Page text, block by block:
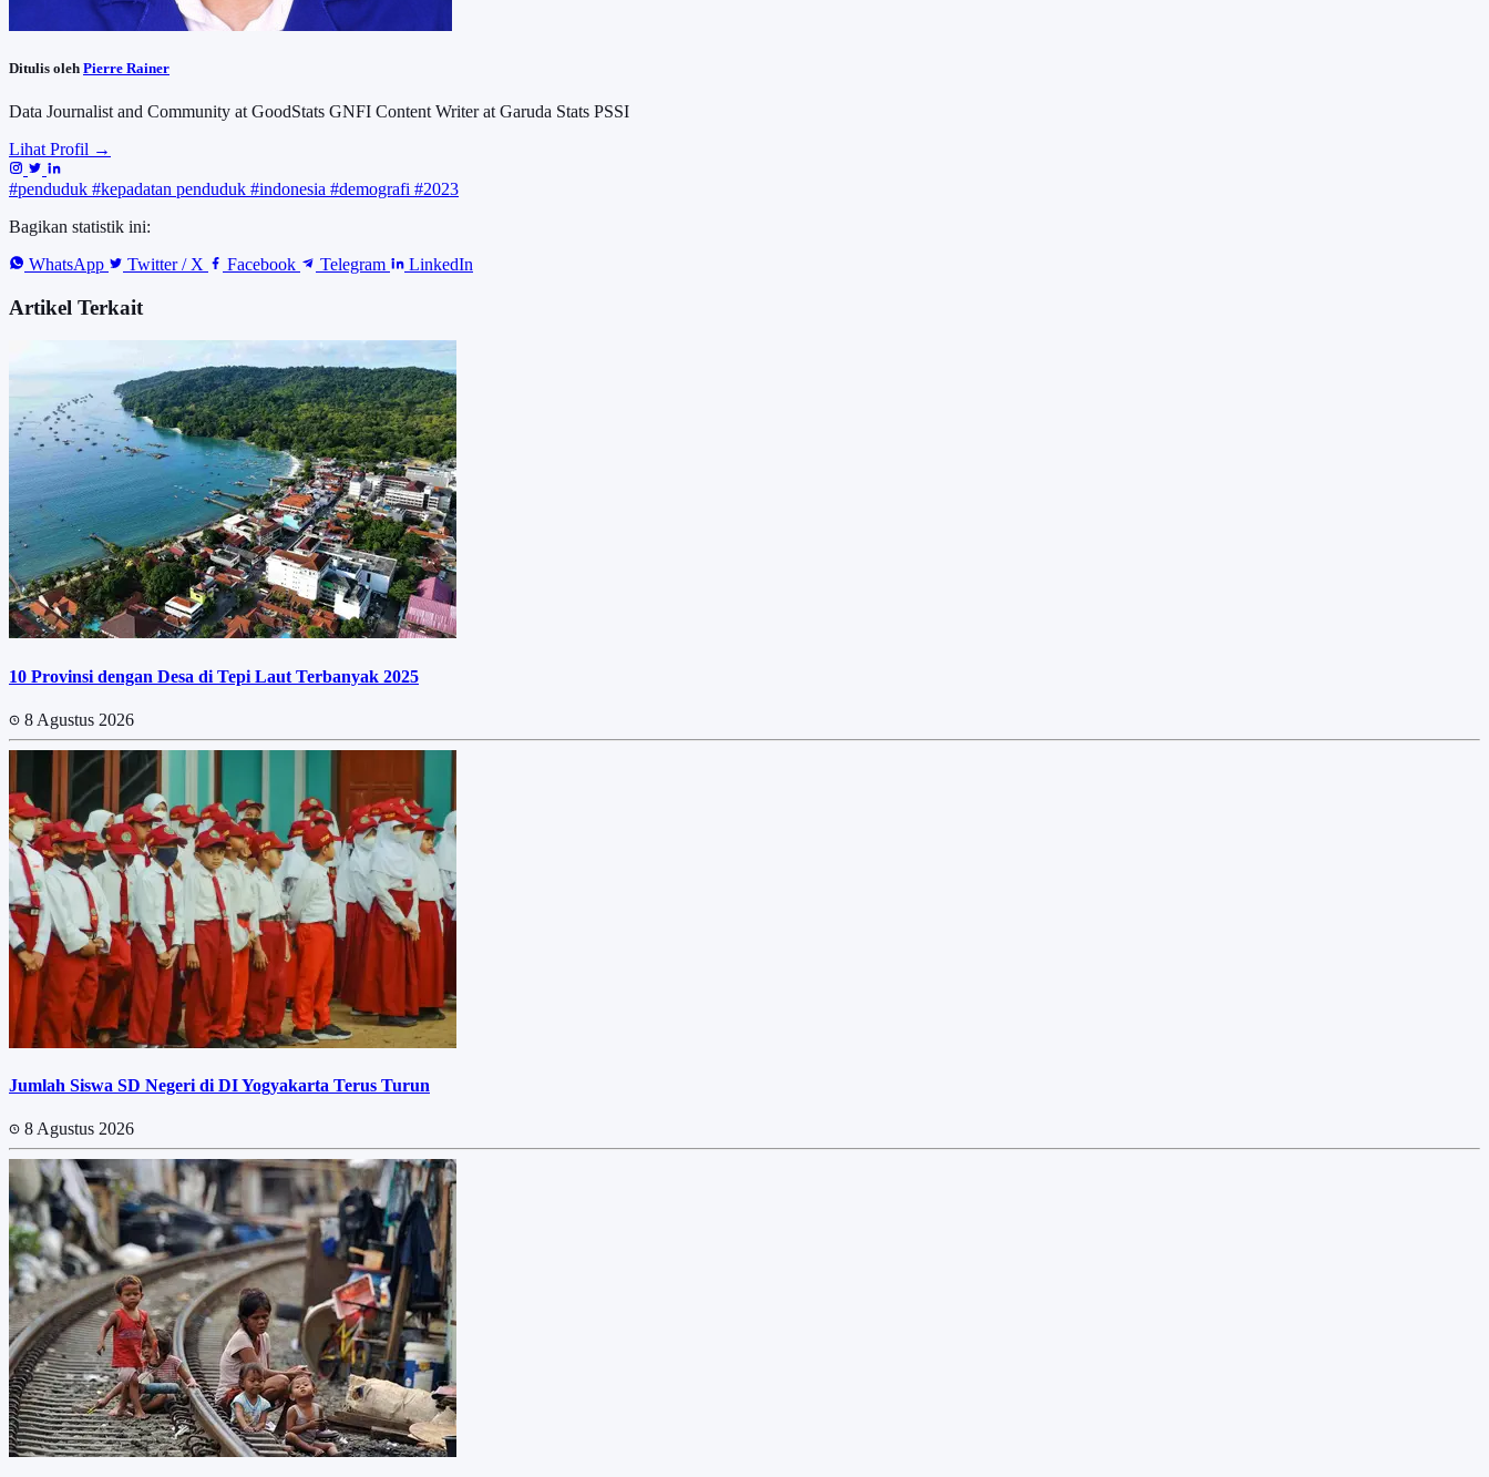
Ditulis oleh Pierre Rainer
Data Journalist and Community at GoodStats GNFI Content Writer at Garuda Stats PSSI
Lihat Profil →
#penduduk #kepadatan penduduk #indonesia #demografi #2023
Bagikan statistik ini:
WhatsApp
Twitter / X Facebook Telegram LinkedIn
Artikel Terkait
10 Provinsi dengan Desa di Tepi Laut Terbanyak 2025
8 Agustus 2026
Jumlah Siswa SD Negeri di DI Yogyakarta Terus Turun
8 Agustus 2026